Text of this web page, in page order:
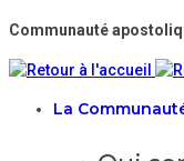
Communauté
La